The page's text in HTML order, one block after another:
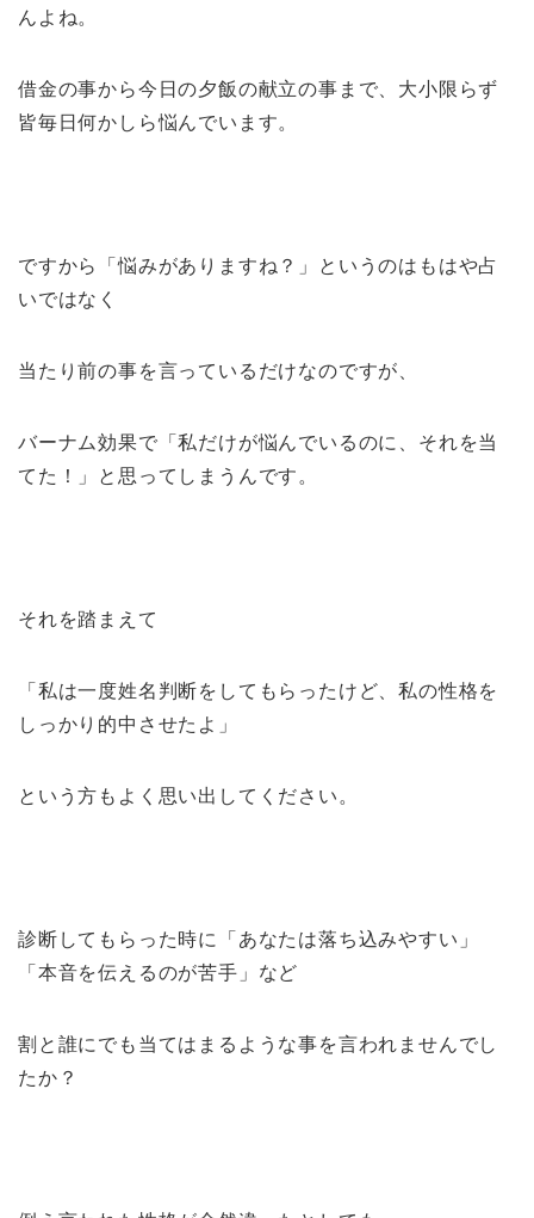
んよね。
借金の事から今日の夕飯の献立の事まで、大小限らず
皆毎日何かしら悩んでいます。
ですから「悩みがありますね？」というのはもはや占
いではなく
当たり前の事を言っているだけなのですが、
バーナム効果で「私だけが悩んでいるのに、それを当
てた！」と思ってしまうんです。
それを踏まえて
「私は一度姓名判断をしてもらったけど、私の性格を
しっかり的中させたよ」
という方もよく思い出してください。
診断してもらった時に「あなたは落ち込みやすい」
「本音を伝えるのが苦手」など
割と誰にでも当てはまるような事を言われませんでし
たか？